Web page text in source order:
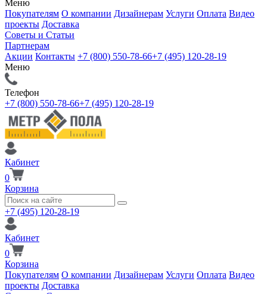
Меню
Покупателям О компании Дизайнерам Услуги Оплата Видео
проекты Доставка
Советы и Статьи
Партнерам
Акции Контакты +7 (800) 550-78-66+7 (495) 120-28-19
Меню
Телефон
+7 (800) 550-78-66+7 (495) 120-28-19
Кабинет
0
Корзина
+7 (495) 120-28-19
Кабинет
0
Корзина
Покупателям О компании Дизайнерам Услуги Оплата Видео
проекты Доставка